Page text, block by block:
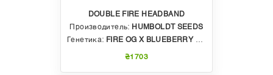
DOUBLE FIRE HEADBAND
Производитель: HUMBOLDT SEEDS
Генетика: FIRE OG X BLUEBERRY HEADBAND X III KINGS OG
₴1703